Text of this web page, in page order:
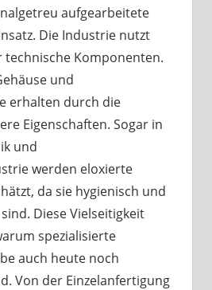
aufgearbeitete
Die Industrie nutzt
technische Komponenten.
und
erhalten durch die
Eigenschaften. Sogar in
und
werden eloxierte
da sie hygienisch und
Diese Vielseitigkeit
spezialisierte
auch heute noch
Von der Einzelanfertigung